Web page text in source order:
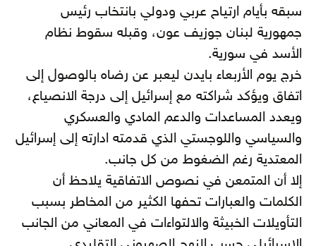
سبقه بأيام ارتياح عربي ودولي بانتخاب رئيس
جمهورية لبنان جوزيف عون، وقبله سقوط نظام
الأسد في سورية.
خرج يوم الأربعاء بايدن ليعبر عن رضاه بالوصول إلى
اتفاق ويؤكد شراكته مع إسرائيل إلى درجة الانصياع،
ويعدد المساعدات والدعم المادي والعسكري
والسياسي واللوجستي الذي قدمته ادارته إلى إسرائيل
المعتدية رغم الضغوط من كل جانب.
إلا أن المتمعن في نصوص الاتفاقية يلاحظ أن
الكلمات والعبارات تحفها الكثير من المخاطر بسبب
التأويلات الخبيثة والالتواءات في المعاني من الجانب